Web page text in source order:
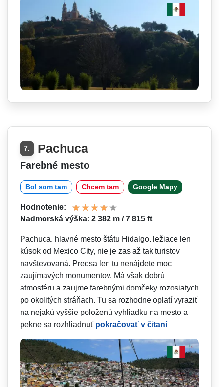
7. Pachuca
Farebné mesto
Bol som tam Chcem tam Google Mapy
Hodnotenie:
Nadmorská výška: 2 382 m / 7 815 ft
Pachuca, hlavné mesto štátu Hidalgo, ležiace len
kúsok od Mexico City, nie je zas až tak turistov
navštevovaná. Predsa len tu nenájdete moc
zaujímavých monumentov. Má však dobrú
atmosféru a zaujme farebnými domčeky rozosiatych
po okolitých stráňach. Tu sa rozhodne oplatí vyraziť
na nejakú vyššie položenú vyhliadku na mesto a
pekne sa rozhliadnuť pokračovať v čítaní